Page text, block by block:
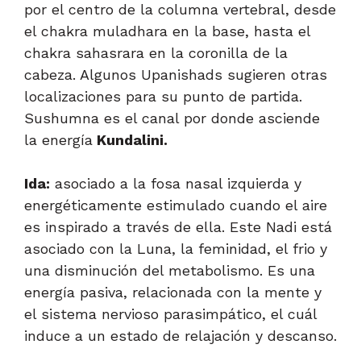
por el centro de la columna vertebral, desde
el chakra muladhara en la base, hasta el
chakra sahasrara en la coronilla de la
cabeza. Algunos Upanishads sugieren otras
localizaciones para su punto de partida.
Sushumna es el canal por donde asciende
la energía Kundalini.
Ida: asociado a la fosa nasal izquierda y
energéticamente estimulado cuando el aire
es inspirado a través de ella. Este Nadi está
asociado con la Luna, la feminidad, el frio y
una disminución del metabolismo. Es una
energía pasiva, relacionada con la mente y
el sistema nervioso parasimpático, el cuál
induce a un estado de relajación y descanso.